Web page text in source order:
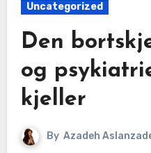
Uncategorized
Den
og
kjeller
By Azadeh